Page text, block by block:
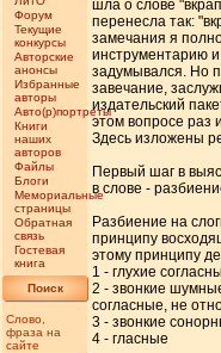
Форум
Текущие
конкурсы
Авторские
анонсы
Избранные
авторы
Авто(р)портреты
Книги
наших
авторов
Файлы
Блоги
Мемориальные
страницы
Обратная
связь
Гостевая
книга
Поиск
Слово,
фраза на
сайте
шла о слове
перенесла так:
замечания я
инструментарию и
задумывался. Но
завечание,
издательский
этом вопросе раз
Здесь изложены
Первый шаг в
в слове -
Разбиение на
принципу
этому принципу
1 - глухие
2 - звонкие
согласные, не
3 - звонкие
4 - гласные